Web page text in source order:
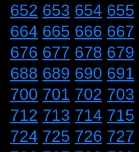
652 653 654 655
664 665 666 667
676 677 678 679
688 689 690 691
700 701 702 703
712 713 714 715
724 725 726 727